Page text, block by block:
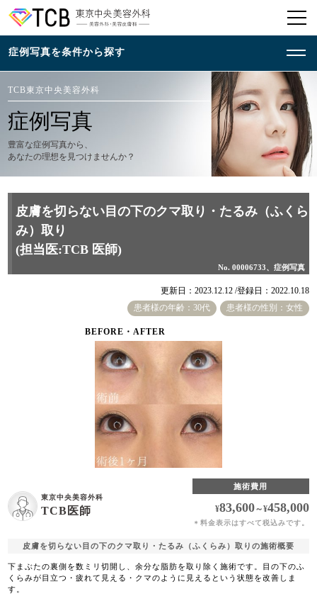
TCB東京中央美容外科
症例写真
豊富な症例写真から、
あなたの理想を見つけませんか？
皮膚を切らない目の下のクマ取り・たるみ（ふくら
み）取り
(担当医:TCB 医師)
No. 00006733、症例写真
患者様の年齢：30代 患者様の性別：女性
更新日：2023.12.12 /登録日：2022.10.18
BEFORE・AFTER
東京中央美容外科
TCB医師
施術費用
¥83,600～¥458,000
＊ 料金表示はすべて税込みです。
皮膚を切らない目の下のクマ取り・たるみ（ふくらみ）取りの施術概要
下まぶたの裏側を数ミリ切開し、余分な脂肪を取り除く施術です。目の下のふ
くらみが目立つ・疲れて見える・クマのように見えるという状態を改善しま
す。